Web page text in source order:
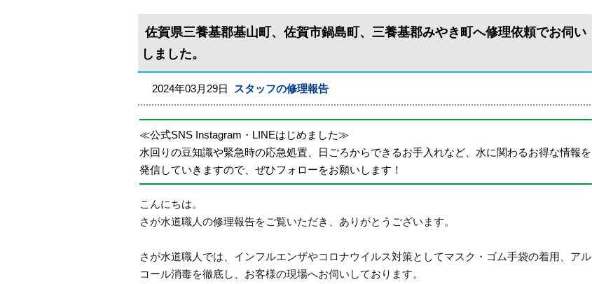
佐賀県三養基郡基山町、佐賀市鍋島町、三養基郡みやき町へ修理依頼でお伺い
しました。
2024年03月29日 スタッフの修理報告
≪公式SNS Instagram・LINEはじめました≫
水回りの豆知識や緊急時の応急処置、日ごろからできるお手入れなど、水に関わるお得な情報を
発信していきますので、ぜひフォローをお願いします！
こんにちは。
さが水道職人の修理報告をご覧いただき、ありがとうございます。
さが水道職人では、インフルエンザやコロナウイルス対策としてマスク・ゴム手袋の着用、アル
コール消毒を徹底し、お客様の現場へお伺いしております。